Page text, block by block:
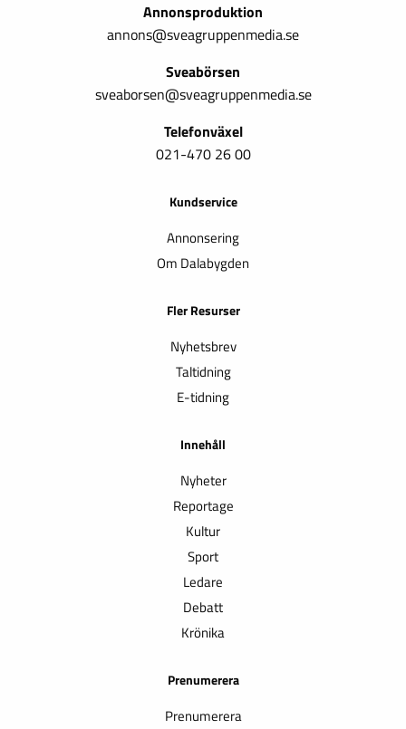
Annonsproduktion
annons@sveagruppenmedia.se
Sveabörsen
sveaborsen@sveagruppenmedia.se
Telefonväxel
021-470 26 00
Kundservice
Annonsering
Om Dalabygden
Fler Resurser
Nyhetsbrev
Taltidning
E-tidning
Innehåll
Nyheter
Reportage
Kultur
Sport
Ledare
Debatt
Krönika
Prenumerera
Prenumerera